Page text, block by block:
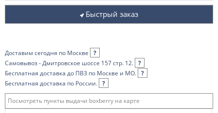
Быстрый заказ
Доставим сегодня по Москве
?
Самовывоз - Дмитровское шоссе 157 стр. 12. ?
Бесплатная доставка до ПВЗ по Москве и МО. ?
Бесплатная доставка по России. ?
Посмотреть пункты выдачи boxberry на карте